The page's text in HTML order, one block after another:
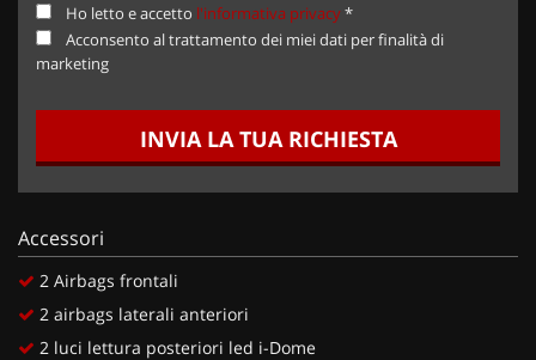
Ho letto e accetto l'informativa privacy*
Acconsento al trattamento dei miei dati per finalità di
marketing
INVIA LA TUA RICHIESTA
Accessori
2 Airbags frontali
2 airbags laterali anteriori
2 luci lettura posteriori led i-Dome